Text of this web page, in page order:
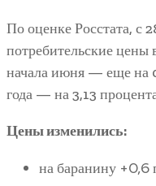
По оценке Росстата, с
потребительские цены
начала июня — еще на
года — на 3,13
Цены изменились:
на баранину +0,6